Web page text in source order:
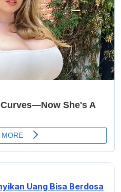
Uang Bisa Berdosa